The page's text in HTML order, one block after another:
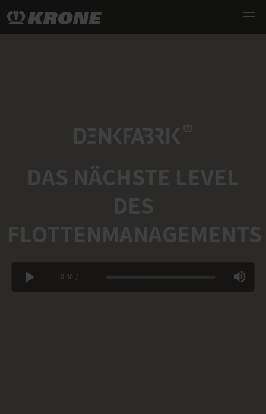
DAS NÄCHSTE LEVEL
DES
FLOTTENMANAGEMENTS
0:00 /